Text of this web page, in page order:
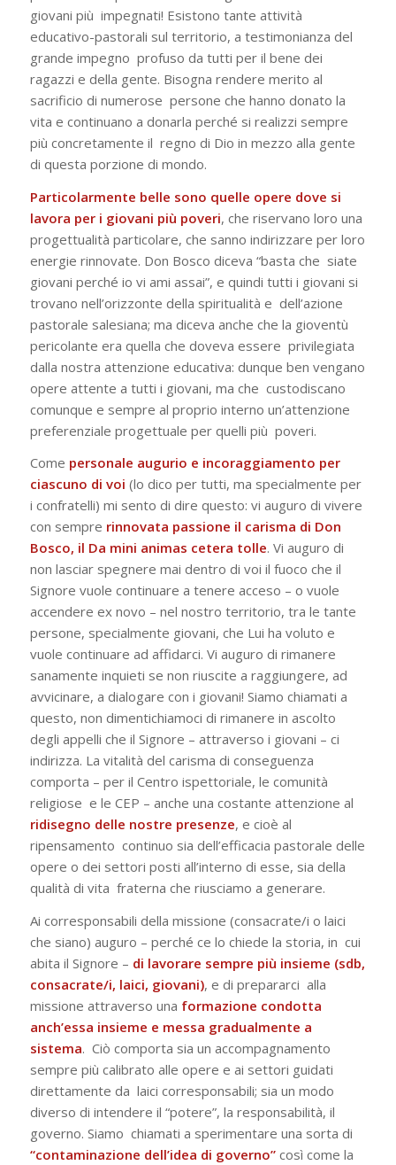
giovani più impegnati! Esistono tante attività
educativo-pastorali sul territorio, a testimonianza del
grande impegno profuso da tutti per il bene dei
ragazzi e della gente. Bisogna rendere merito al
sacrificio di numerose persone che hanno donato la
vita e continuano a donarla perché si realizzi sempre
più concretamente il regno di Dio in mezzo alla gente
di questa porzione di mondo.
Particolarmente belle sono quelle opere dove si
lavora per i giovani più poveri, che riservano loro una
progettualità particolare, che sanno indirizzare per loro
energie rinnovate. Don Bosco diceva “basta che siate
giovani perché io vi ami assai”, e quindi tutti i giovani si
trovano nell’orizzonte della spiritualità e dell’azione
pastorale salesiana; ma diceva anche che la gioventù
pericolante era quella che doveva essere privilegiata
dalla nostra attenzione educativa: dunque ben vengano
opere attente a tutti i giovani, ma che custodiscano
comunque e sempre al proprio interno un’attenzione
preferenziale progettuale per quelli più poveri.
Come personale augurio e incoraggiamento per
ciascuno di voi (lo dico per tutti, ma specialmente per
i confratelli) mi sento di dire questo: vi auguro di vivere
con sempre rinnovata passione il carisma di Don
Bosco, il Da mini animas cetera tolle. Vi auguro di
non lasciar spegnere mai dentro di voi il fuoco che il
Signore vuole continuare a tenere acceso – o vuole
accendere ex novo – nel nostro territorio, tra le tante
persone, specialmente giovani, che Lui ha voluto e
vuole continuare ad affidarci. Vi auguro di rimanere
sanamente inquieti se non riuscite a raggiungere, ad
avvicinare, a dialogare con i giovani! Siamo chiamati a
questo, non dimentichiamoci di rimanere in ascolto
degli appelli che il Signore – attraverso i giovani – ci
indirizza. La vitalità del carisma di conseguenza
comporta – per il Centro ispettoriale, le comunità
religiose e le CEP – anche una costante attenzione al
ridisegno delle nostre presenze, e cioè al
ripensamento continuo sia dell’efficacia pastorale delle
opere o dei settori posti all’interno di esse, sia della
qualità di vita fraterna che riusciamo a generare.
Ai corresponsabili della missione (consacrate/i o laici
che siano) auguro – perché ce lo chiede la storia, in cui
abita il Signore – di lavorare sempre più insieme (sdb,
consacrate/i, laici, giovani), e di prepararci alla
missione attraverso una formazione condotta
anch’essa insieme e messa gradualmente a
sistema. Ciò comporta sia un accompagnamento
sempre più calibrato alle opere e ai settori guidati
direttamente da laici corresponsabili; sia un modo
diverso di intendere il “potere”, la responsabilità, il
governo. Siamo chiamati a sperimentare una sorta di
“contaminazione dell’idea di governo” così come la